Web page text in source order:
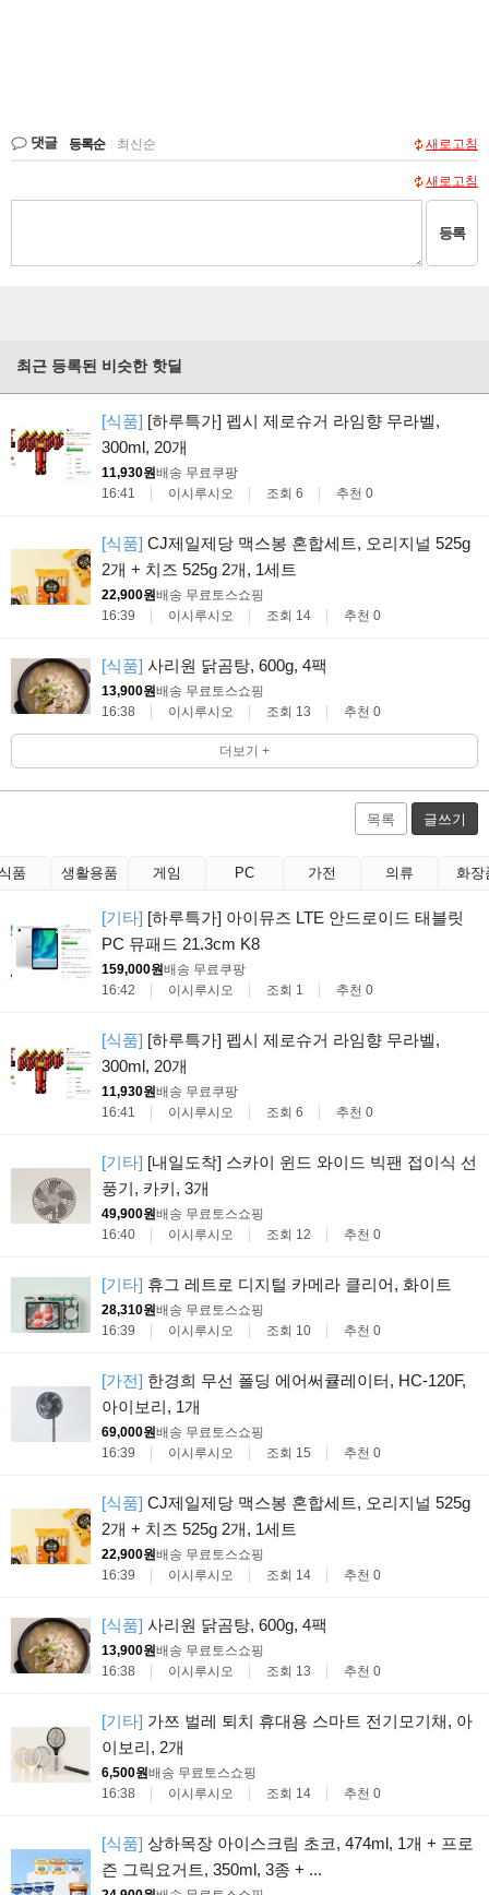
댓글 등록순 최신순 새로고침
새로고침
등록
최근 등록된 비슷한 핫딜
[식품] [하루특가] 펩시 제로슈거 라임향 무라벨,
300ml, 20개
11,930원배송 무료쿠팡
16:41
이시루시오 조회 6 추천 0
[식품] CJ제일제당 맥스봉 혼합세트, 오리지널 525g
2개 + 치즈 525g 2개, 1세트
22,900원배송 무료토스쇼핑
16:39
이시루시오 조회 14 추천 0
[식품] 사리원 닭곰탕, 600g, 4팩
13,900원배송 무료토스쇼핑
16:38
이시루시오 조회 13 추천 0
더보기 +
목록 글쓰기
품 생활용품 게임 PC 가전 의류 화장
[기타] [하루특가] 아이뮤즈 LTE 안드로이드 태블릿
PC 뮤패드 21.3cm K8
159,000원배송 무료쿠팡
16:42
이시루시오 조회 1 추천 0
[식품] [하루특가] 펩시 제로슈거 라임향 무라벨,
300ml, 20개
11,930원배송 무료쿠팡
16:41
이시루시오 조회 6 추천 0
[기타] [내일도착] 스카이 윈드 와이드 빅팬 접이식 선
풍기, 카키, 3개
49,900원배송 무료토스쇼핑
16:40
이시루시오 조회 12 추천 0
[기타] 휴그 레트로 디지털 카메라 클리어, 화이트
28,310원배송 무료토스쇼핑
16:39
이시루시오 조회 10 추천 0
[가전] 한경희 무선 폴딩 에어써큘레이터, HC-120F,
아이보리, 1개
69,000원배송 무료토스쇼핑
16:39
이시루시오 조회 15 추천 0
[식품] CJ제일제당 맥스봉 혼합세트, 오리지널 525g
2개 + 치즈 525g 2개, 1세트
22,900원배송 무료토스쇼핑
16:39
이시루시오 조회 14 추천 0
[식품] 사리원 닭곰탕, 600g, 4팩
13,900원배송 무료토스쇼핑
16:38
이시루시오 조회 13 추천 0
[기타] 가쯔 벌레 퇴치 휴대용 스마트 전기모기채, 아
이보리, 2개
6,500원배송 무료토스쇼핑
16:38
이시루시오 조회 14 추천 0
[식품] 상하목장 아이스크림 초코, 474ml, 1개 + 프로
즌 그릭요거트, 350ml, 3종 + ...